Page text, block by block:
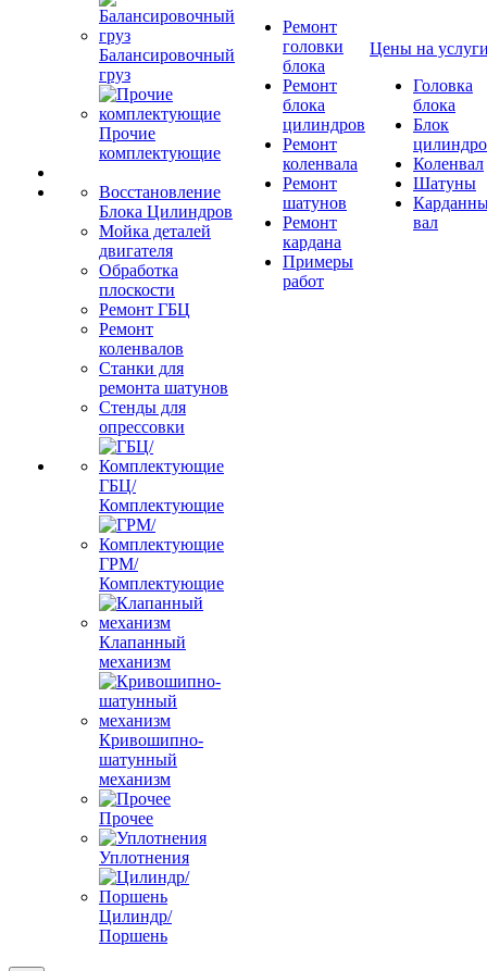
Балансировочный
груз
Прочие
комплектующие
Восстановление
Блока Цилиндров
Мойка деталей
двигателя
Обработка
плоскости
Ремонт ГБЦ
Ремонт
коленвалов
Станки для
ремонта шатунов
Стенды для
опрессовки
ГБЦ/
Комплектующие
ГРМ/
Комплектующие
Клапанный
механизм
Кривошипно-
шатунный
механизм
Прочее
Уплотнения
Цилиндр/
Поршень
Ремонт
головки
блока
Ремонт
блока
цилиндров
Ремонт
коленвала
Ремонт
шатунов
Ремонт
кардана
Примеры
работ
Цены на
Головка
блока
Блок
Коленвал
Шатуны
вал